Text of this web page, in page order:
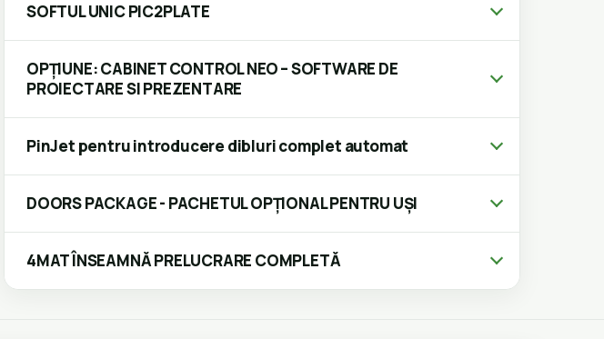
SOFTUL UNIC PIC2PLATE
OPȚIUNE: CABINET CONTROL NEO – SOFTWARE DE
PROIECTARE SI PREZENTARE
PinJet pentru introducere dibluri complet automat
DOORS PACKAGE - PACHETUL OPȚIONAL PENTRU UȘI
4MAT ÎNSEAMNĂ PRELUCRARE COMPLETĂ